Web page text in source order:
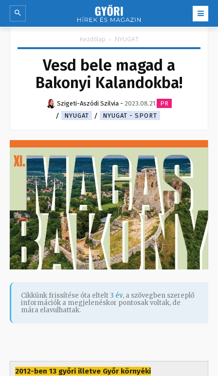
Kezdőlap NYUGAT
Vesd bele magad a
Bakonyi Kalandokba!
Szigeti-Aszódi Szilvia - 2023.08.21. PR
NYUGAT
NYUGAT - SPORT
Cikkünk frissítése óta eltelt 3 év, a szövegben szereplő
információk a megjelenéskor pontosak voltak, de
mára elavulhattak.
2012-ben 13 győri illetve Győr környéki